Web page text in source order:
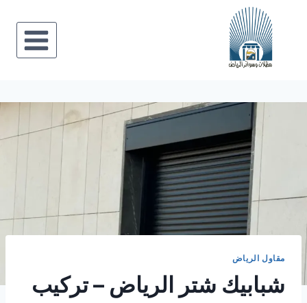
المحتوى
مقاول الرياض
شبابيك شتر الرياض – تركيب